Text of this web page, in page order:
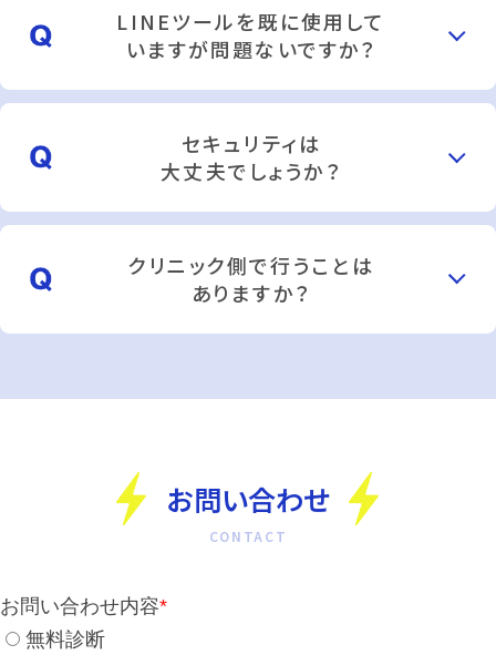
LINEツールを既に使用して
いますが問題ないですか？
セキュリティは
大丈夫でしょうか？
クリニック側で行うことは
ありますか？
お問い合わせ